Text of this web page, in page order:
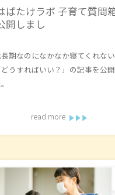
ばたけラボ 子育て質問箱
開しまし
長期なのになかなか寝てくれな
うすればいい？」の記事を公
read more